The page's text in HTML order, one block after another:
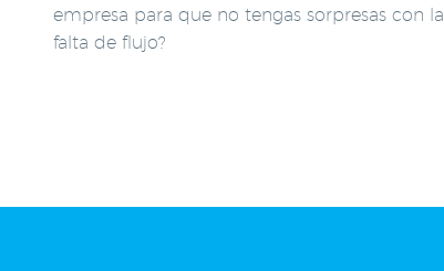
empresa para que no tengas sorpresas con la
falta de flujo?